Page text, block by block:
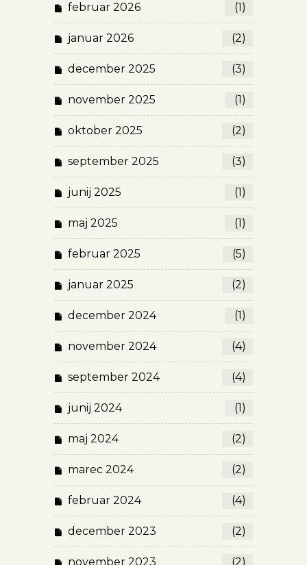
februar 2026 (1)
januar 2026 (2)
december 2025 (3)
november 2025 (1)
oktober 2025 (2)
september 2025 (3)
junij 2025 (1)
maj 2025 (1)
februar 2025 (5)
januar 2025 (2)
december 2024 (1)
november 2024 (4)
september 2024 (4)
junij 2024 (1)
maj 2024 (2)
marec 2024 (2)
februar 2024 (4)
december 2023 (2)
november 2023 (2)